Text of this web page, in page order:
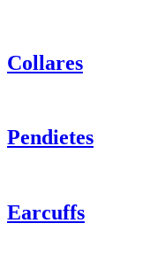
Collares
Pendietes
Earcuffs